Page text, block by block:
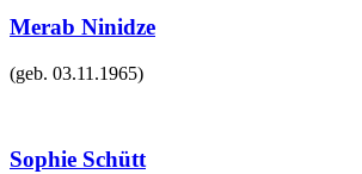
Merab Ninidze
(geb. 03.11.1965)
Sophie Schütt